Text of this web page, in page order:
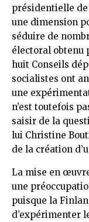
présidentielle de
une dimension
séduire de
électoral obtenu
huit Conseils
socialistes ont
une
n’est toutefois
saisir de la
lui Christine
de la création
La mise en
une
puisque la
d’expérimenter